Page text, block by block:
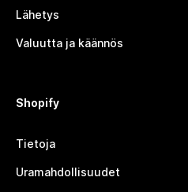
Lähetys
Valuutta ja käännös
Shopify
Tietoja
Uramahdollisuudet